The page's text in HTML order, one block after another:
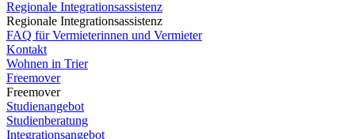
Regionale Integrationsassistenz
Regionale Integrationsassistenz
FAQ für Vermieterinnen und Vermieter
Kontakt
Wohnen in Trier
Freemover
Freemover
Studienangebot
Studienberatung
Integrationsangebot